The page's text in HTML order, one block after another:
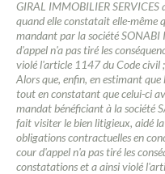
GIRAL IMMOBILIER SERVICES
quand elle constatait elle-même
mandant par la société
d'appel n'a pas tiré les
violé l'article 1147 du Code civil ;
Alors que, enfin, en estimant
tout en constatant que celui-ci
mandat bénéficiant à la société
fait visiter le bien litigieux, aidé
obligations contractuelles en
cour d'appel n'a pas tiré les
constatations et a ainsi violé